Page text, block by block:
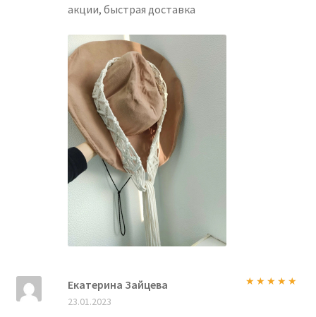
акции, быстрая доставка
Екатерина Зайцева
23.01.2023